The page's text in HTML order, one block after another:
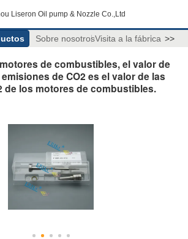
Liseron Oil pump & Nozzle Co.,Ltd
Sobre nosotrosVisita a la fábrica >>
de combustibles, el valor de
de CO2 es el valor de las
de los motores de combustibles.